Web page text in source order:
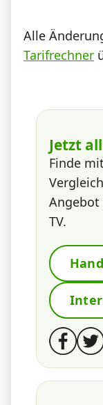
Alle
Tarifrechner
Jetzt
Finde
Angebot
TV.